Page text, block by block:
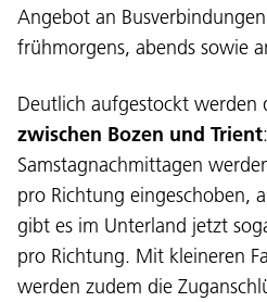
Angebot an
frühmorgens, abends sowie
Deutlich aufgestockt werden
zwischen Bozen und Trient
Samstagnachmittagen
pro Richtung eingeschoben,
gibt es im Unterland jetzt
pro Richtung. Mit kleineren
werden zudem die